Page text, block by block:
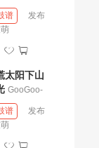
谱
发布
太阳下山
GooGoo-
谱
发布